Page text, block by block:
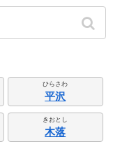
ひらさわ
平沢
きおとし
木落